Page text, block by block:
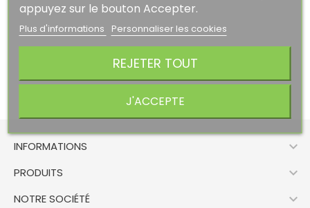
appuyez sur le bouton Accepter.
Plus d'informations Personnaliser les cookies
REJETER TOUT
J'ACCEPTE
INFORMATIONS 
PRODUITS 
NOTRE SOCIÉTÉ 